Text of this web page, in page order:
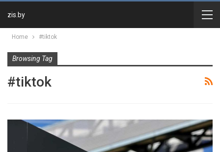
zis.by
Home #tiktok
Browsing Tag
#tiktok